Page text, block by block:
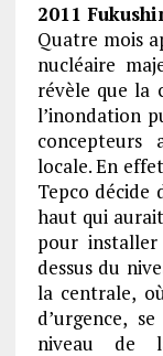
2011
Quatre mois
nucléaire
révèle que la
l’inondation
concepteurs
locale. En
Tepco décide
haut qui
pour
dessus du
la centrale,
d’urgence,
niveau de